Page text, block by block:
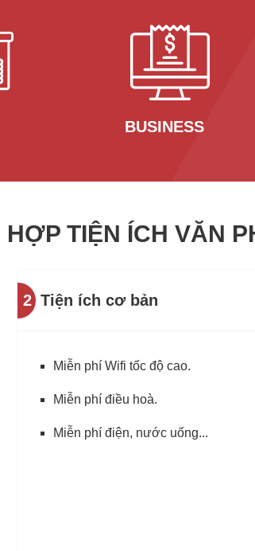
BUSINESS
HỢP TIỆN ÍCH VĂN
2 Tiện ích cơ bản
Miễn phí Wifi tốc độ cao.
Miễn phí điều hoà.
Miễn phí điện, nước uống...